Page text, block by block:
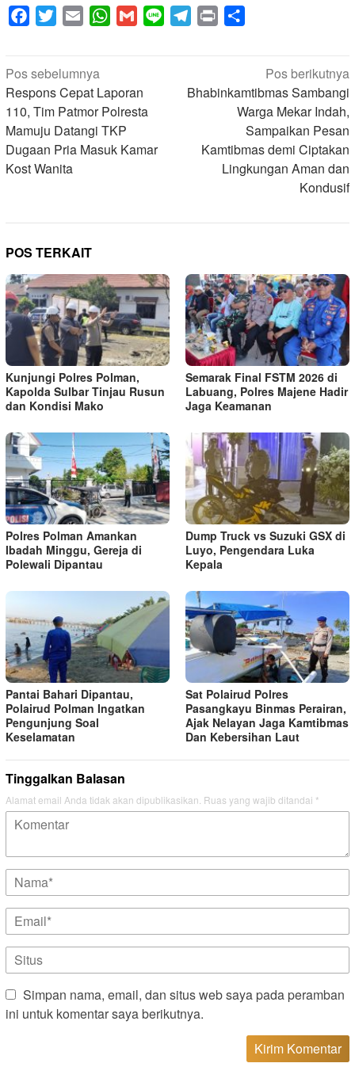
Facebook
Twitter Email WhatsApp
Gmail Line Telegram
Print
Navigasi
pos
Pos sebelumnya
Respons Cepat Laporan
110, Tim Patmor Polresta
Mamuju Datangi TKP
Dugaan Pria Masuk Kamar
Kost Wanita
Pos berikutnya
Bhabinkamtibmas Sambangi
Warga Mekar Indah,
Sampaikan Pesan
Kamtibmas demi Ciptakan
Lingkungan Aman dan
Kondusif
POS TERKAIT
Kunjungi Polres Polman,
Kapolda Sulbar Tinjau Rusun
dan Kondisi Mako
Semarak Final FSTM 2026 di
Labuang, Polres Majene Hadir
Jaga Keamanan
Polres Polman Amankan
Ibadah Minggu, Gereja di
Polewali Dipantau
Dump Truck vs Suzuki GSX di
Luyo, Pengendara Luka
Kepala
Pantai Bahari Dipantau,
Polairud Polman Ingatkan
Pengunjung Soal
Keselamatan
Sat Polairud Polres
Pasangkayu Binmas Perairan,
Ajak Nelayan Jaga Kamtibmas
Dan Kebersihan Laut
Tinggalkan Balasan
Alamat email Anda tidak akan dipublikasikan. Ruas yang wajib ditandai *
Simpan nama, email, dan situs web saya pada peramban
ini untuk komentar saya berikutnya.